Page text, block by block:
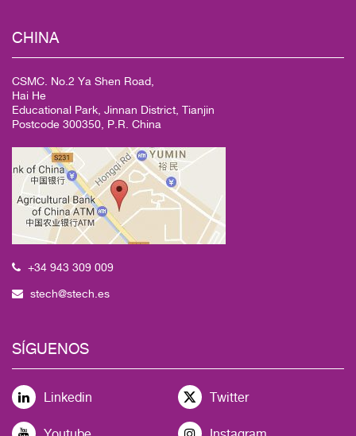
CHINA
CSMC. No.2 Ya Shen Road,
Hai He
Educational Park, Jinnan District, Tianjin
Postcode 300350, P.R. China
+34 943 309 009
stech@stech.es
SÍGUENOS
Linkedin Twitter